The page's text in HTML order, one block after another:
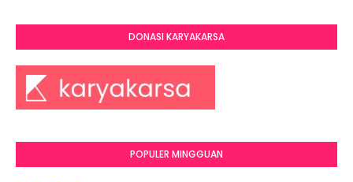
DONASI KARYAKARSA
POPULER MINGGUAN